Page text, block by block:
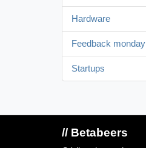
Hardware
Feedback monday
Startups
// Betabeers